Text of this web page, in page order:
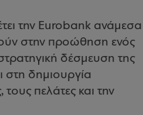
την Eurobank ανάμεσα
στην προώθηση ενός
δέσμευση της
στη δημιουργία
πελάτες και την